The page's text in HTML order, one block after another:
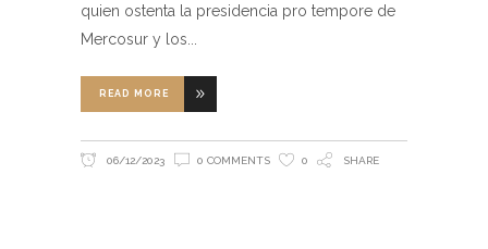
quien ostenta la presidencia pro tempore de
Mercosur y los
READ MORE
06/12/2023 0 COMMENTS 0 SHARE